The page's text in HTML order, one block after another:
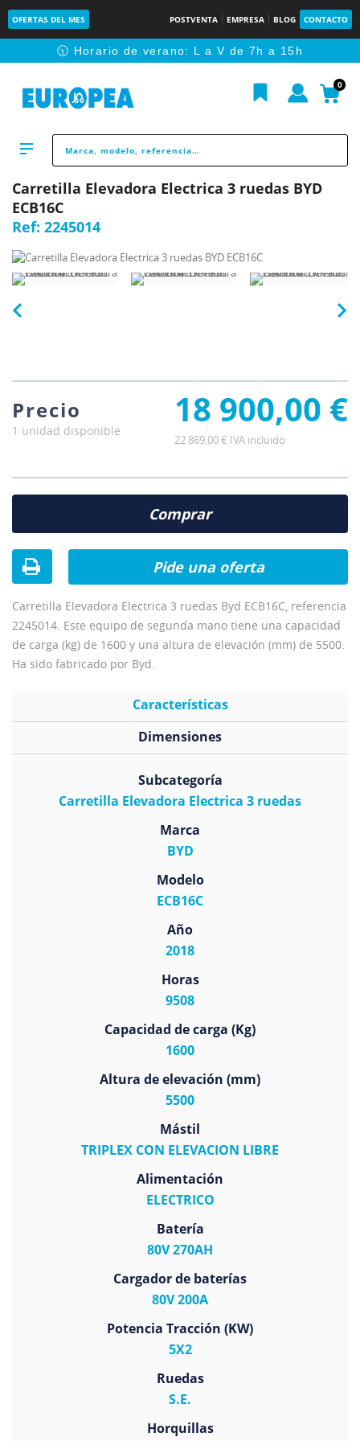
OFERTAS DEL MES POSTVENTA EMPRESA BLOG CONTACTO
🕥 Horario de verano: L a V de 7h a 15h
0
Carretilla Elevadora Electrica 3 ruedas BYD
ECB16C
Ref: 2245014
Carretilla Elevadora Electrica 3 ruedas Byd ECB16C, referencia
2245014. Este equipo de segunda mano tiene una capacidad
de carga (kg) de 1600 y una altura de elevación (mm) de 5500.
Ha sido fabricado por Byd.
Precio
1 unidad disponible 18 900,00 €
22 869,00 € IVA incluido
Comprar
Pide una oferta
Características
Subcategoría
Carretilla Elevadora Electrica 3 ruedas
Marca
BYD
Modelo
ECB16C
Año
2018
Horas
9508
Capacidad de carga (Kg)
1600
Altura de elevación (mm)
5500
Mástil
TRIPLEX CON ELEVACION LIBRE
Alimentación
ELECTRICO
Batería
80V 270AH
Cargador de baterías
80V 200A
Potencia Tracción (KW)
5X2
Ruedas
S.E.
Horquillas
Dimensiones